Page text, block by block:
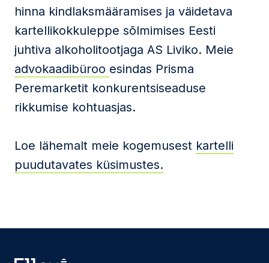
hinna kindlaksmääramises ja väidetava
kartellikokkuleppe sõlmimises Eesti
juhtiva alkoholitootjaga AS Liviko. Meie
advokaadibüroo esindas Prisma
Peremarketit konkurentsiseaduse
rikkumise kohtuasjas.
Loe lähemalt meie kogemusest kartelli
puudutavates küsimustes.